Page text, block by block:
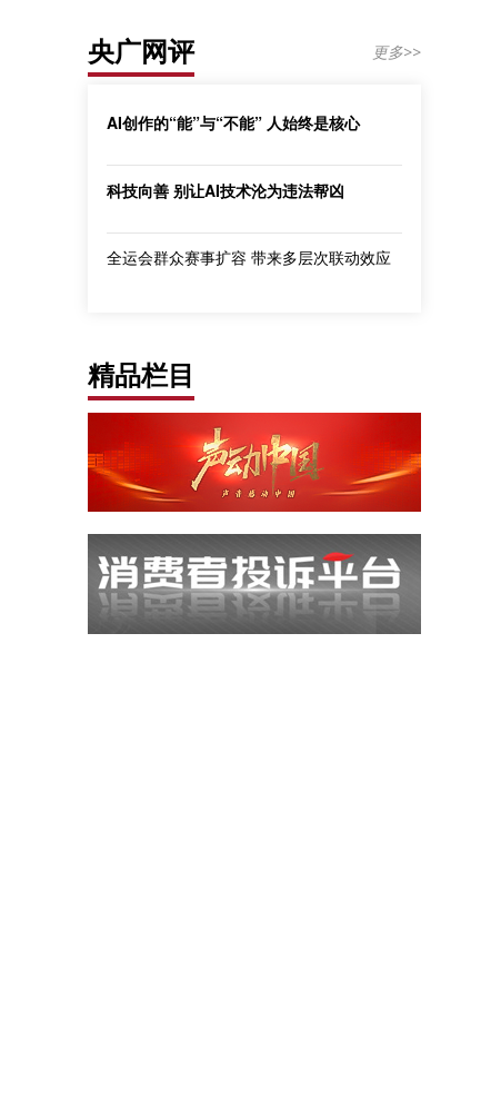
央广网评 更多>>
AI创作的“能”与“不能” 人始终是核心
科技向善 别让AI技术沦为违法帮凶
全运会群众赛事扩容 带来多层次联动效应
精品栏目